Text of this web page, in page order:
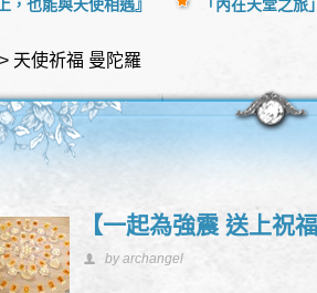
天使祈福 曼陀羅
【一起為強震 送上祝
by archangel
，也能與天使相遇』 「內在天堂之